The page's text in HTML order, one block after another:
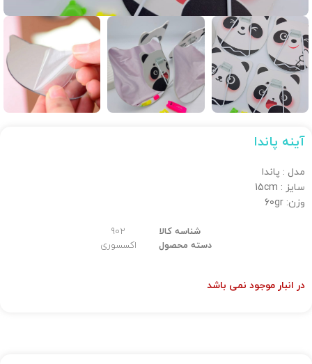
آینه پاندا
مدل : پاندا
سایز : 15cm
وزن: 60gr
شناسه کالا
902
دسته محصول
اکسسوری
در انبار موجود نمی باشد